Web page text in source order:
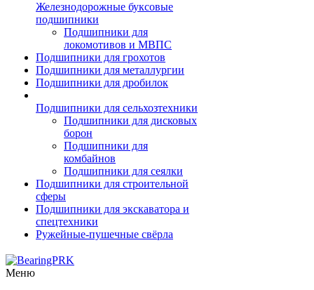
Железнодорожные буксовые
подшипники
Подшипники для
локомотивов и МВПС
Подшипники для грохотов
Подшипники для металлургии
Подшипники для дробилок
Подшипники для сельхозтехники
Подшипники для дисковых
борон
Подшипники для
комбайнов
Подшипники для сеялки
Подшипники для строительной
сферы
Подшипники для экскаватора и
спецтехники
Ружейные-пушечные свёрла
Меню